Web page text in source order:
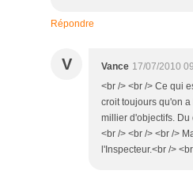
Répondre
V Vance 17/07/2010
<br /> <br /> Ce qui
croit toujours qu'on
millier d'objectifs.
<br /> <br /> <br />
l'Inspecteur.<br />